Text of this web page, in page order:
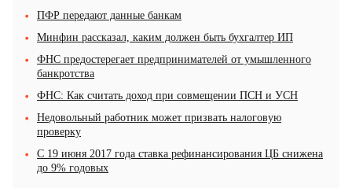
ПФР передают данные банкам
Минфин рассказал, каким должен быть бухгалтер ИП
ФНС предостерегает предпринимателей от умышленного
банкротства
ФНС: Как считать доход при совмещении ПСН и УСН
Недовольный работник может призвать налоговую
проверку
С 19 июня 2017 года ставка рефинансирования ЦБ снижена
до 9% годовых